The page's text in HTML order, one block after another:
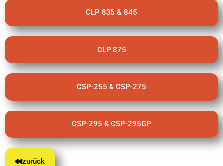
CLP 835 & 845
CLP 875
CSP-255 & CSP-275
CSP-295 & CSP-295GP
zurück